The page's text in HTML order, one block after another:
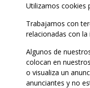
Utilizamos cookies
Trabajamos con
relacionadas con
Algunos de
colocan en
o visualiza un
anunciantes y no